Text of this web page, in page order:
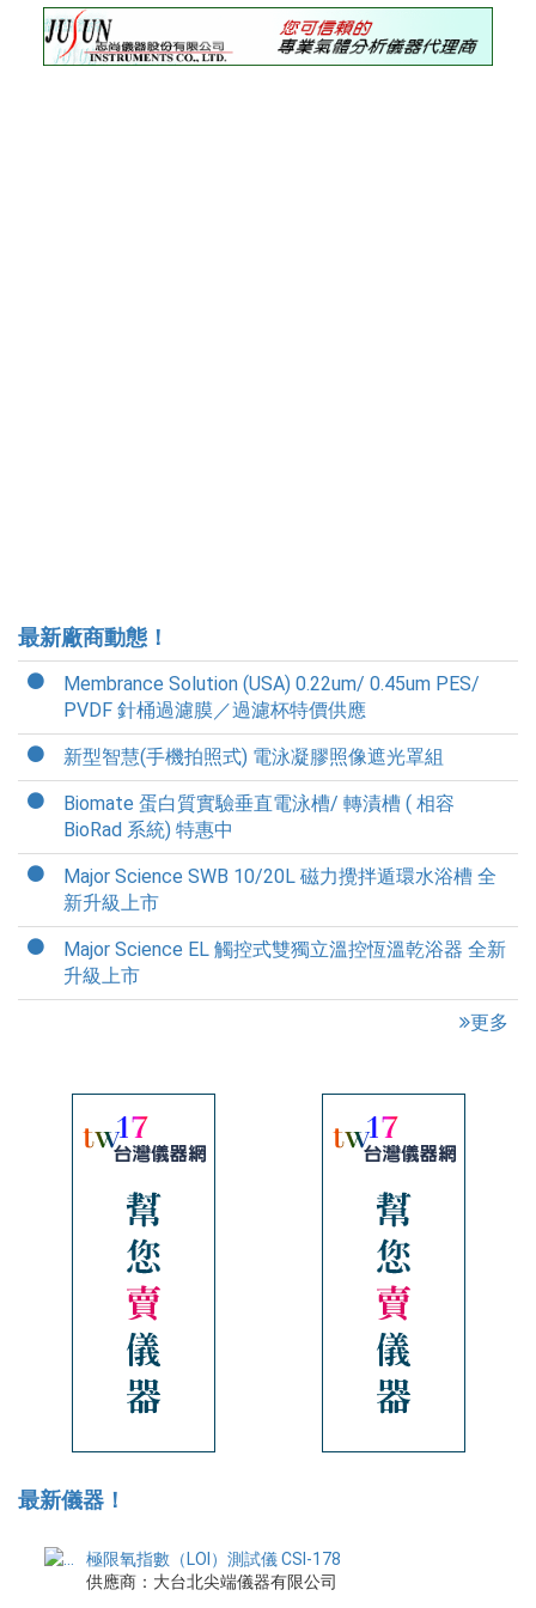
最新廠商動態！
Membrance Solution (USA) 0.22um/ 0.45um PES/
PVDF 針桶過濾膜／過濾杯特價供應
新型智慧(手機拍照式) 電泳凝膠照像遮光罩組
Biomate 蛋白質實驗垂直電泳槽/ 轉漬槽 ( 相容
BioRad 系統) 特惠中
Major Science SWB 10/20L 磁力攪拌遁環水浴槽 全
新升級上市
Major Science EL 觸控式雙獨立溫控恆溫乾浴器 全新
升級上市
更多
最新儀器！
極限氧指數（LOI）測試儀 CSI-178
供應商：大台北尖端儀器有限公司